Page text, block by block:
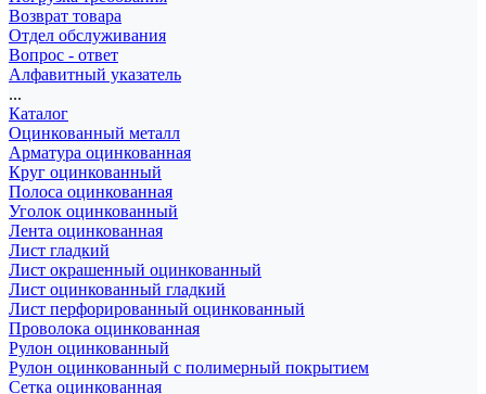
Возврат товара
Отдел обслуживания
Вопрос - ответ
Алфавитный указатель
...
Каталог
Оцинкованный металл
Арматура оцинкованная
Круг оцинкованный
Полоса оцинкованная
Уголок оцинкованный
Лента оцинкованная
Лист гладкий
Лист окрашенный оцинкованный
Лист оцинкованный гладкий
Лист перфорированный оцинкованный
Проволока оцинкованная
Рулон оцинкованный
Рулон оцинкованный с полимерный покрытием
Сетка оцинкованная